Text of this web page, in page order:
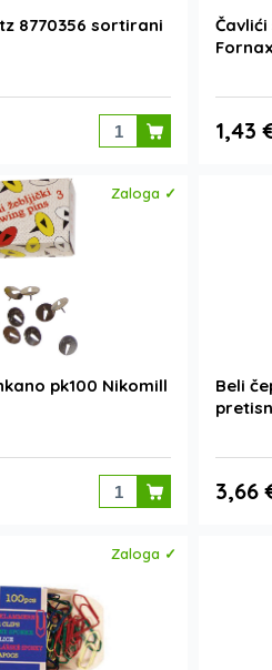
8770356 sortirani
1,43
Zaloga ✓
pk100 Nikomill
Beli
3,66
Zaloga ✓